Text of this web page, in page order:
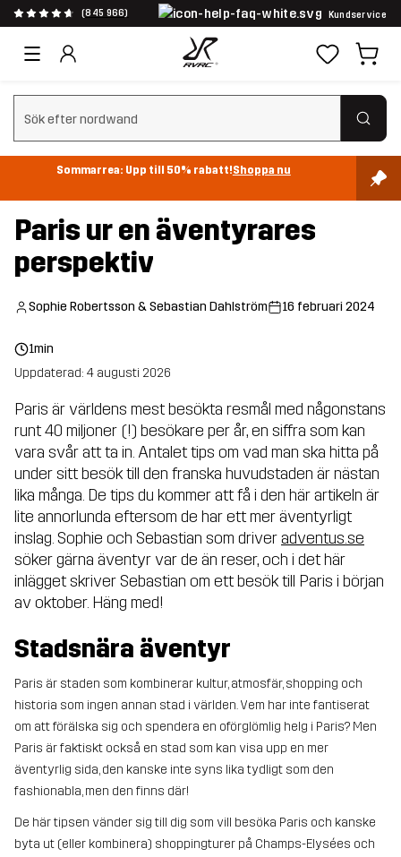
(845 966) Kundservice
Rensa sök
Sommarrea: Upp till 50% rabatt!Shoppa nu
Paris ur en äventyrares
perspektiv
Sophie Robertsson & Sebastian Dahlström 16 februari 2024
1min
Uppdaterad: 4 augusti 2026
Paris är världens mest besökta resmål med någonstans
runt 40 miljoner (!) besökare per år, en siffra som kan
vara svår att ta in. Antalet tips om vad man ska hitta på
under sitt besök till den franska huvudstaden är nästan
lika många. De tips du kommer att få i den här artikeln är
lite annorlunda eftersom de har ett mer äventyrligt
inslag. Sophie och Sebastian som driveradventus.se
söker gärna äventyr var de än reser, och i det här
inlägget skriver Sebastian om ett besök till Paris i början
av oktober. Häng med!
Stadsnära äventyr
Paris är staden som kombinerar kultur, atmosfär, shopping och
historia som ingen annan stad i världen. Vem har inte fantiserat
om att förälska sig och spendera en oförglömlig helg i Paris? Men
Paris är faktiskt också en stad som kan visa upp en mer
äventyrlig sida, den kanske inte syns lika tydligt som den
fashionabla, men den finns där!
De här tipsen vänder sig till dig som vill besöka Paris och kanske
byta ut (eller kombinera) shoppingturer på Champs-Elysées och